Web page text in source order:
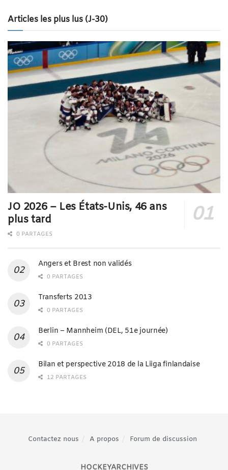
Articles les plus lus (J-30)
JO 2026 – Les États-Unis, 46 ans
plus tard
0 PARTAGES
Angers et Brest non validés
0 PARTAGES
Transferts 2013
0 PARTAGES
Berlin – Mannheim (DEL, 51e journée)
0 PARTAGES
Bilan et perspective 2018 de la Liiga finlandaise
12 PARTAGES
Contactez nous A propos Forum de discussion
HOCKEYARCHIVES